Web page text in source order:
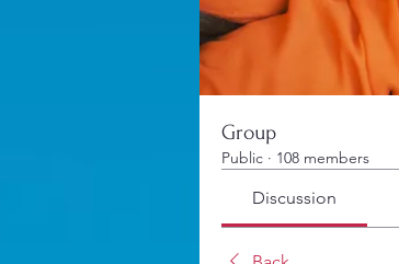
Group
Public · 108 members
Discussion